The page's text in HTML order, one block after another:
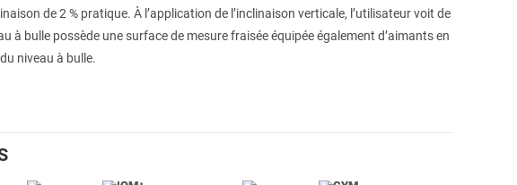
de 2 % pratique. À l’application de l’inclinaison verticale, l’utilisateur voit de
bulle possède une surface de mesure fraisée équipée également d’aimants en
niveau à bulle.